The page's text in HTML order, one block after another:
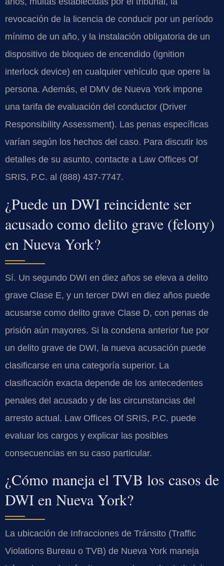
revocación de la licencia de conducir por un período
mínimo de un año, y la instalación obligatoria de un
dispositivo de bloqueo de encendido (ignition
interlock device) en cualquier vehículo que opere la
persona. Además, el DMV de Nueva York impone
una tarifa de evaluación del conductor (Driver
Responsibility Assessment). Las penas específicas
varían según los hechos del caso. Para discutir los
detalles de su asunto, contacte a Law Offices Of
SRIS, P.C. al (888) 437-7747.
¿Puede un DWI reincidente ser
acusado como delito grave (felony)
en Nueva York?
Sí. Un segundo DWI en diez años se eleva a delito
grave Clase E, y un tercer DWI en diez años puede
acusarse como delito grave Clase D, con penas de
prisión aún mayores. Si la condena anterior fue por
un delito grave de DWI, la nueva acusación puede
clasificarse en una categoría superior. La
clasificación exacta depende de los antecedentes
penales del acusado y de las circunstancias del
arresto actual. Law Offices Of SRIS, P.C. puede
evaluar los cargos y explicar las posibles
consecuencias en su caso particular.
¿Cómo maneja el TVB los casos de
DWI en Nueva York?
La ubicación de Infracciones de Tránsito (Traffic
Violations Bureau o TVB) de Nueva York maneja